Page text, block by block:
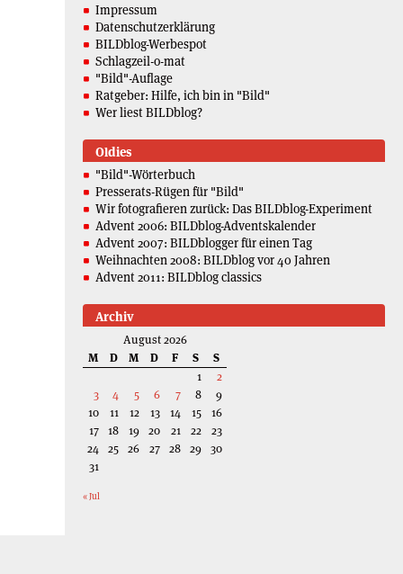
Impressum
Datenschutzerklärung
BILDblog-Werbespot
Schlagzeil-o-mat
"Bild"-Auflage
Ratgeber: Hilfe, ich bin in "Bild"
Wer liest BILDblog?
Oldies
"Bild"-Wörterbuch
Presserats-Rügen für "Bild"
Wir fotografieren zurück: Das BILDblog-Experiment
Advent 2006: BILDblog-Adventskalender
Advent 2007: BILDblogger für einen Tag
Weihnachten 2008: BILDblog vor 40 Jahren
Advent 2011: BILDblog classics
Archiv
August 2026
M
D M D F S
S
1
2
3
4 5 6 7 8
9
10
11 12 13 14 15
16
17 18 19 20 21 22
23
24 25 26 27 28 29 30
31
« Jul